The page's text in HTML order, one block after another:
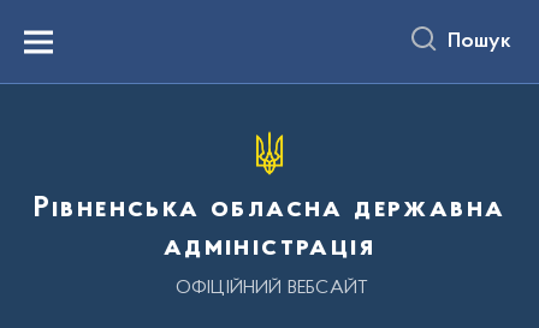
вмістуMenu Пошук
Рівненська обласна державна
адміністрація
ОФІЦІЙНИЙ ВЕБСАЙТ